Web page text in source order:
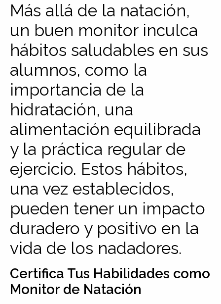
Más allá de la natación,
un buen monitor inculca
hábitos saludables en sus
alumnos, como la
importancia de la
hidratación, una
alimentación equilibrada
y la práctica regular de
ejercicio. Estos hábitos,
una vez establecidos,
pueden tener un impacto
duradero y positivo en la
vida de los nadadores.
Certifica Tus Habilidades como
Monitor de Natación